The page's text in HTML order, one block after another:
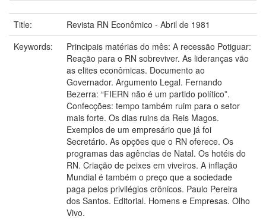
Title:
Revista RN Econômico - Abril de 1981
Keywords:
Principais matérias do mês: A recessão Potiguar:
Reação para o RN sobreviver. As lideranças vão
as elites econômicas. Documento ao
Governador. Argumento Legal. Fernando
Bezerra: “FIERN não é um partido político”.
Confecções: tempo também ruim para o setor
mais forte. Os dias ruins da Reis Magos.
Exemplos de um empresário que já foi
Secretário. As opções que o RN oferece. Os
programas das agências de Natal. Os hotéis do
RN. Criação de peixes em viveiros. A inflação
Mundial é também o preço que a sociedade
paga pelos privilégios crônicos. Paulo Pereira
dos Santos. Editorial. Homens e Empresas. Olho
Vivo.